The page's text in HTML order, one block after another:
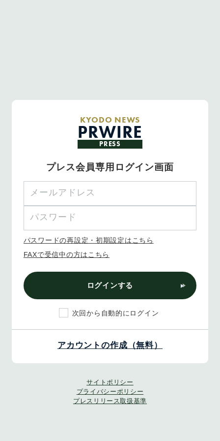
KYODO NEWS
PRWIRE
PRESS
プレス会員専用ログイン画面
パスワードの再設定・初期設定はこちら
FAXで受信中の方はこちら
ログインする
次回から自動的にログイン
アカウントの作成（無料）
サイトポリシー
プライバシーポリシー
プレスリリース取扱基準